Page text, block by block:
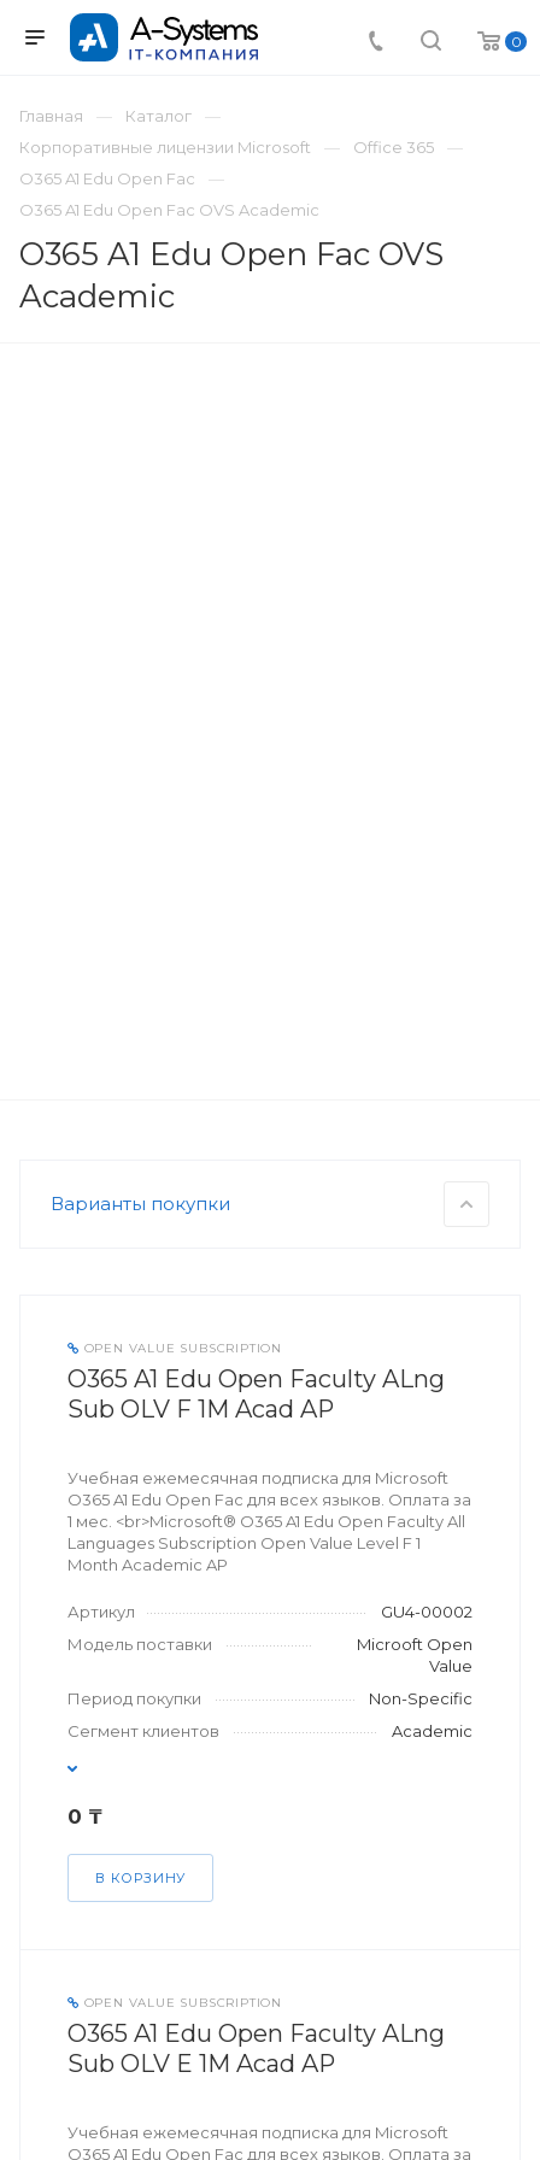
0
Главная
Каталог
Корпоративные лицензии Microsoft
Office 365
O365 A1 Edu Open Fac
O365 A1 Edu Open Fac OVS Academic
O365 A1 Edu Open Fac OVS
Academic
Варианты покупки
OPEN VALUE SUBSCRIPTION
O365 A1 Edu Open Faculty ALng
Sub OLV F 1M Acad AP
Учебная ежемесячная подписка для Microsoft
O365 A1 Edu Open Fac для всех языков. Оплата за
1 мес. <br>Microsoft® O365 A1 Edu Open Faculty All
Languages Subscription Open Value Level F 1
Month Academic AP
Артикул
GU4-00002
Модель поставки
Microoft Open
Value
Период покупки
Non-Specific
Сегмент клиентов
Academic
0 ₸
В КОРЗИНУ
OPEN VALUE SUBSCRIPTION
O365 A1 Edu Open Faculty ALng
Sub OLV E 1M Acad AP
Учебная ежемесячная подписка для Microsoft
O365 A1 Edu Open Fac для всех языков. Оплата за